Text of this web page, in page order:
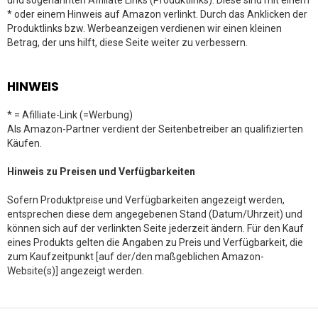
* oder einem Hinweis auf Amazon verlinkt. Durch das Anklicken der
Produktlinks bzw. Werbeanzeigen verdienen wir einen kleinen
Betrag, der uns hilft, diese Seite weiter zu verbessern.
HINWEIS
* = Afilliate-Link (=Werbung)
Als Amazon-Partner verdient der Seitenbetreiber an qualifizierten
Käufen.
Hinweis zu Preisen und Verfügbarkeiten
Sofern Produktpreise und Verfügbarkeiten angezeigt werden,
entsprechen diese dem angegebenen Stand (Datum/Uhrzeit) und
können sich auf der verlinkten Seite jederzeit ändern. Für den Kauf
eines Produkts gelten die Angaben zu Preis und Verfügbarkeit, die
zum Kaufzeitpunkt [auf der/den maßgeblichen Amazon-
Website(s)] angezeigt werden.